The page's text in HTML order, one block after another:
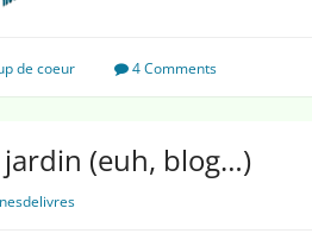
de coeur 4 Comments
(euh, blog…)